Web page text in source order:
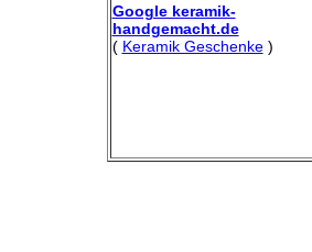
Google keramik-
handgemacht.de
( Keramik Geschenke)